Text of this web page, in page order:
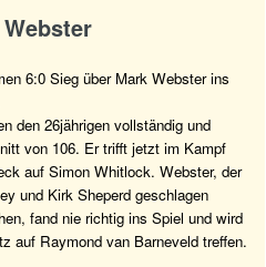
6:0 Sieg über Mark Webster ins
den 26jährigen vollständig und
von 106. Er trifft jetzt im Kampf
auf Simon Whitlock. Webster, der
und Kirk Sheperd geschlagen
fand nie richtig ins Spiel und wird
auf Raymond van Barneveld treffen.